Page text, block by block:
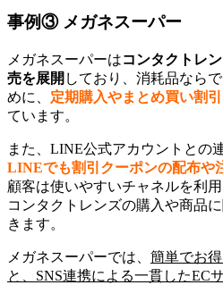
事例③ メガネスーパー
メガネスーパーはコンタクトレ
売を展開 しており、消耗品なら
めに、 定期購入やまとめ買い割
ています。
また、LINE公式アカウントとの
LINEでも割引クーポンの配布や
顧客は使いやすいチャネルを利
コンタクトレンズの購入や商品
きます。
メガネスーパーでは、 簡単でお
と、SNS連携による一貫したEC